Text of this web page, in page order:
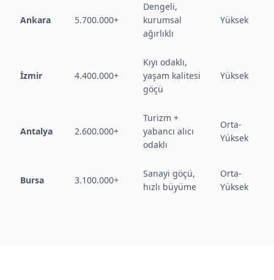
Ankara 5.700.000+
Dengeli,
kurumsal
ağırlıklı
Yüksek
İzmir 4.400.000+
Kıyı odaklı,
yaşam kalitesi
göçü
Yüksek
Antalya 2.600.000+
Turizm +
yabancı alıcı
odaklı
Orta-
Yüksek
Bursa 3.100.000+
Sanayi göçü,
hızlı büyüme
Orta-
Yüksek